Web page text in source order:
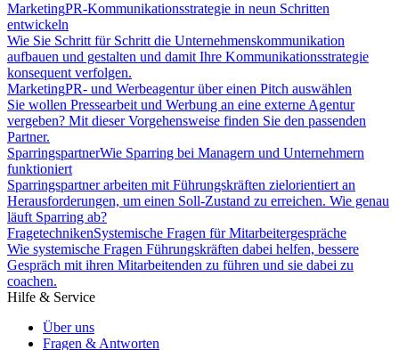
MarketingPR-Kommunikationsstrategie in neun Schritten
entwickeln
Wie Sie Schritt für Schritt die Unternehmenskommunikation
aufbauen und gestalten und damit Ihre Kommunikationsstrategie
konsequent verfolgen.
MarketingPR- und Werbeagentur über einen Pitch auswählen
Sie wollen Pressearbeit und Werbung an eine externe Agentur
vergeben? Mit dieser Vorgehensweise finden Sie den passenden
Partner.
SparringspartnerWie Sparring bei Managern und Unternehmern
funktioniert
Sparringspartner arbeiten mit Führungskräften zielorientiert an
Herausforderungen, um einen Soll-Zustand zu erreichen. Wie genau
läuft Sparring ab?
FragetechnikenSystemische Fragen für Mitarbeitergespräche
Wie systemische Fragen Führungskräften dabei helfen, bessere
Gespräch mit ihren Mitarbeitenden zu führen und sie dabei zu
coachen.
Hilfe & Service
Über uns
Fragen & Antworten